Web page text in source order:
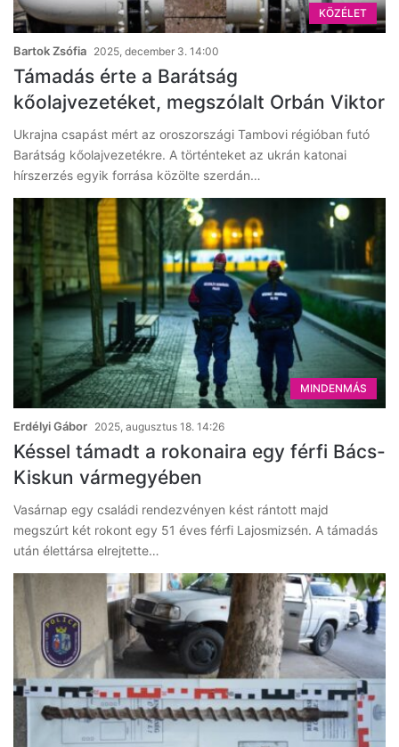
KÖZÉLET
Bartok Zsófia 2025, december 3. 14:00
Támadás érte a Barátság
kőolajvezetéket, megszólalt Orbán Viktor
Ukrajna csapást mért az oroszországi Tambovi régióban futó
Barátság kőolajvezetékre. A történteket az ukrán katonai
hírszerzés egyik forrása közölte szerdán…
MINDENMÁS
Erdélyi Gábor 2025, augusztus 18. 14:26
Késsel támadt a rokonaira egy férfi Bács-
Kiskun vármegyében
Vasárnap egy családi rendezvényen kést rántott majd
megszúrt két rokont egy 51 éves férfi Lajosmizsén. A támadás
után élettársa elrejtette…